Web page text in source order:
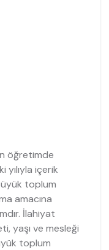
öğretimde
yılıyla içerik
toplum
amacına
İlahiyat
yaşı ve mesleği
toplum